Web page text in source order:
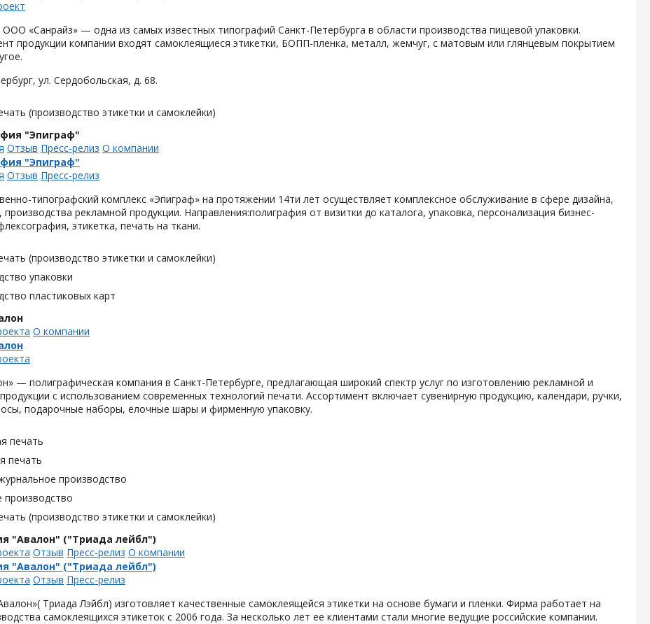
«Санрайз» — одна из самых известных типографий Санкт-Петербурга в области производства пищевой упаковки.
продукции компании входят самоклеящиеся этикетки, БОПП-пленка, металл, жемчуг, с матовым или глянцевым покрытием
ул. Сердобольская, д. 68.
(производство этикетки и самоклейки)
"Эпиграф"
Отзыв Пресс-релиз О компании
"Эпиграф"
Отзыв Пресс-релиз
типографский комплекс «Эпиграф» на протяжении 14ти лет осуществляет комплексное обслуживание в сфере дизайна,
рекламной продукции. Направления:полиграфия от визитки до каталога, упаковка, персонализация бизнес-
этикетка, печать на ткани.
(производство этикетки и самоклейки)
упаковки
пластиковых карт
О компании
— полиграфическая компания в Санкт-Петербурге, предлагающая широкий спектр услуг по изготовлению рекламной и
с использованием современных технологий печати. Ассортимент включает сувенирную продукцию, календари, ручки,
подарочные наборы, ёлочные шары и фирменную упаковку.
печать
печать
производство
производство
(производство этикетки и самоклейки)
"Авалон" ("Триада лейбл")
Отзыв Пресс-релиз О компании
"Авалон" ("Триада лейбл")
Отзыв Пресс-релиз
Триада Лэйбл) изготовляет качественные самоклеящейся этикетки на основе бумаги и пленки. Фирма работает на
самоклеящихся этикеток с 2006 года. За несколько лет ее клиентами стали многие ведущие российские компании.